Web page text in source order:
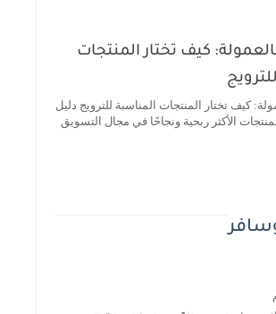
كيف تختار المنتجات
كيف تختار المنتجات المناسبة للترويج دليل
الأكثر ربحية ونجاحًا في مجال التسويق